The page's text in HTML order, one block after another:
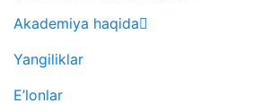
Akademiya haqida
Yangiliklar
E’lonlar